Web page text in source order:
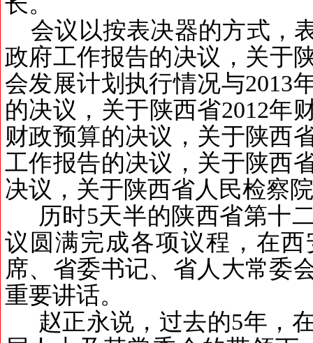
会议以按表决器的方式，
政府工作报告的决议，关于
会发展计划执行情况与2013
的决议，关于陕西省2012年
财政预算的决议，关于陕西
工作报告的决议，关于陕西
决议，关于陕西省人民检察
历时5天半的陕西省第十
议圆满完成各项议程，在
席、省委书记、省人大常委
重要讲话。
赵正永说，过去的5年，